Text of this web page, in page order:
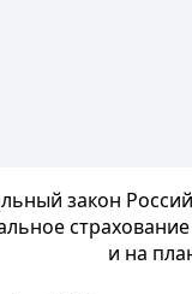
закон
и на